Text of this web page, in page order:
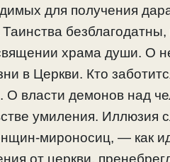
для получения
храма души. О
в Церкви. Кто
власти демонов над
умиления. Иллюзия
мироносиц, — как
от церкви,